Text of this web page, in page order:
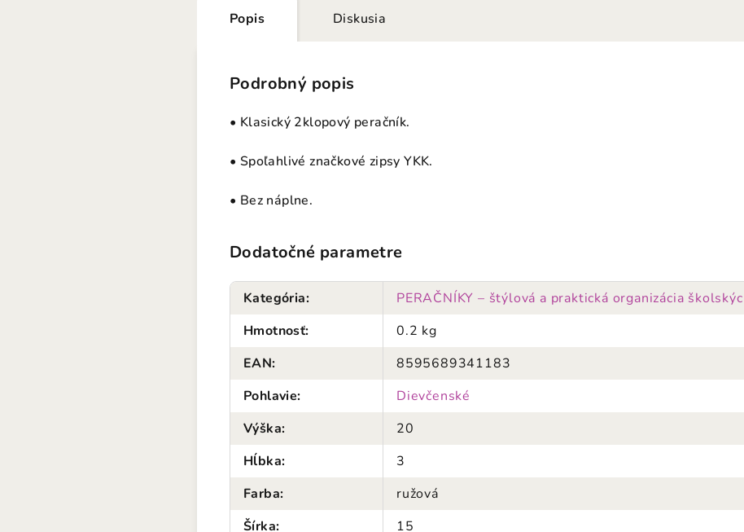
Popis Diskusia
Podrobný popis
• Klasický 2klopový peračník.
• Spoľahlivé značkové zipsy YKK.
• Bez náplne.
Dodatočné parametre
Kategória:
PERAČNÍKY – štýlová a praktická organizácia
Hmotnosť:
0.2 kg
EAN:
8595689341183
Pohlavie:
Dievčenské
Výška:
20
Hĺbka:
3
Farba:
ružová
Šírka: 15